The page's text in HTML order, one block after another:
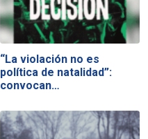
“La violación no es
política de natalidad”:
convocan…